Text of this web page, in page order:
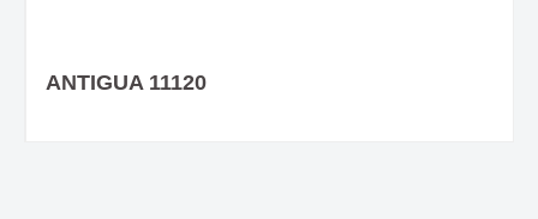
ANTIGUA 11120